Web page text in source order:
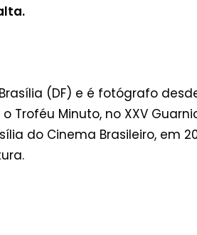
(DF) e é fotógrafo
Minuto, no XXV
do Cinema Brasileiro,